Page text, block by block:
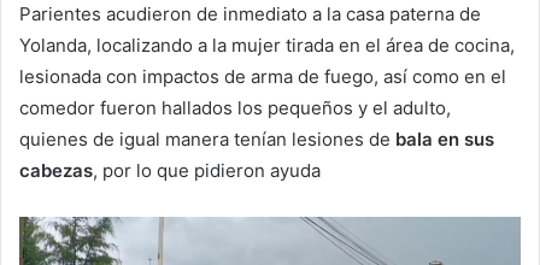
Parientes acudieron de inmediato a la casa paterna de
Yolanda, localizando a la mujer tirada en el área de cocina,
lesionada con impactos de arma de fuego, así como en el
comedor fueron hallados los pequeños y el adulto,
quienes de igual manera tenían lesiones de bala en sus
cabezas, por lo que pidieron ayuda